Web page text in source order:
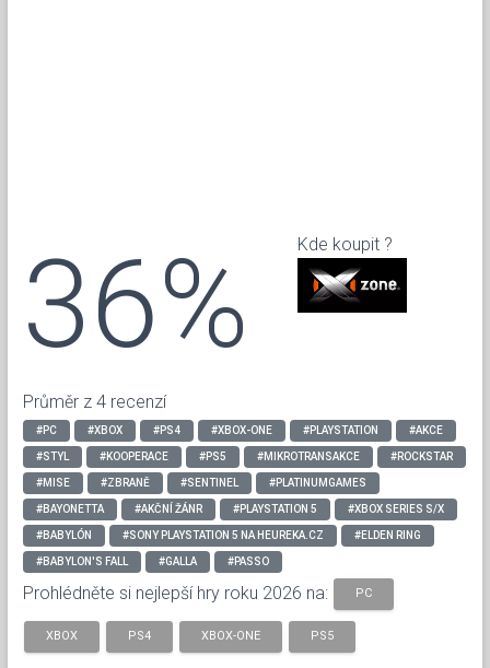
36%
Průměr z 4 recenzí
Kde koupit ?
#PC #XBOX #PS4 #XBOX-ONE #PLAYSTATION #AKCE
#STYL #KOOPERACE #PS5 #MIKROTRANSAKCE #ROCKSTAR
#MISE #ZBRANĚ #SENTINEL #PLATINUMGAMES
#BAYONETTA #AKČNÍ ŽÁNR #PLAYSTATION 5 #XBOX SERIES S/X
#BABYLÓN #SONY PLAYSTATION 5 NA HEUREKA.CZ #ELDEN RING
#BABYLON'S FALL #GALLA #PASSO
Prohlédněte si nejlepší hry roku 2026 na: PC
XBOX PS4 XBOX-ONE PS5